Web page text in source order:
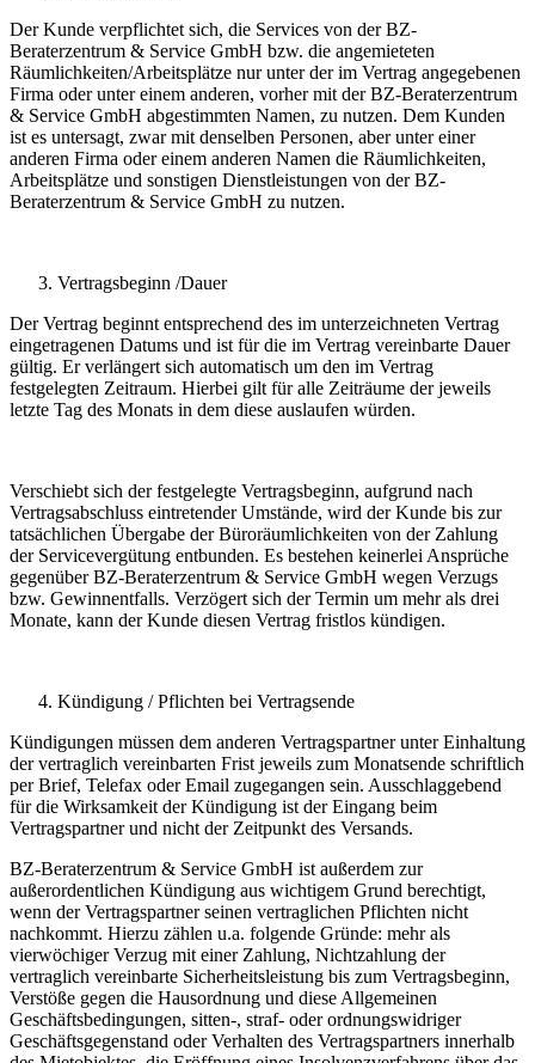
Der Kunde verpflichtet sich, die Services von der BZ-
Beraterzentrum & Service GmbH bzw. die angemieteten
Räumlichkeiten/Arbeitsplätze nur unter der im Vertrag angegebenen
Firma oder unter einem anderen, vorher mit der BZ-Beraterzentrum
& Service GmbH abgestimmten Namen, zu nutzen. Dem Kunden
ist es untersagt, zwar mit denselben Personen, aber unter einer
anderen Firma oder einem anderen Namen die Räumlichkeiten,
Arbeitsplätze und sonstigen Dienstleistungen von der BZ-
Beraterzentrum & Service GmbH zu nutzen.
Vertragsbeginn /Dauer
Der Vertrag beginnt entsprechend des im unterzeichneten Vertrag
eingetragenen Datums und ist für die im Vertrag vereinbarte Dauer
gültig. Er verlängert sich automatisch um den im Vertrag
festgelegten Zeitraum. Hierbei gilt für alle Zeiträume der jeweils
letzte Tag des Monats in dem diese auslaufen würden.
Verschiebt sich der festgelegte Vertragsbeginn, aufgrund nach
Vertragsabschluss eintretender Umstände, wird der Kunde bis zur
tatsächlichen Übergabe der Büroräumlichkeiten von der Zahlung
der Servicevergütung entbunden. Es bestehen keinerlei Ansprüche
gegenüber BZ-Beraterzentrum & Service GmbH wegen Verzugs
bzw. Gewinnentfalls. Verzögert sich der Termin um mehr als drei
Monate, kann der Kunde diesen Vertrag fristlos kündigen.
Kündigung / Pflichten bei Vertragsende
Kündigungen müssen dem anderen Vertragspartner unter Einhaltung
der vertraglich vereinbarten Frist jeweils zum Monatsende schriftlich
per Brief, Telefax oder Email zugegangen sein. Ausschlaggebend
für die Wirksamkeit der Kündigung ist der Eingang beim
Vertragspartner und nicht der Zeitpunkt des Versands.
BZ-Beraterzentrum & Service GmbH ist außerdem zur
außerordentlichen Kündigung aus wichtigem Grund berechtigt,
wenn der Vertragspartner seinen vertraglichen Pflichten nicht
nachkommt. Hierzu zählen u.a. folgende Gründe: mehr als
vierwöchiger Verzug mit einer Zahlung, Nichtzahlung der
vertraglich vereinbarte Sicherheitsleistung bis zum Vertragsbeginn,
Verstöße gegen die Hausordnung und diese Allgemeinen
Geschäftsbedingungen, sitten-, straf- oder ordnungswidriger
Geschäftsgegenstand oder Verhalten des Vertragspartners innerhalb